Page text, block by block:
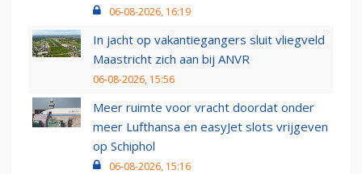
06-08-2026, 16:19
In jacht op vakantiegangers sluit vliegveld
Maastricht zich aan bij ANVR
06-08-2026, 15:56
Meer ruimte voor vracht doordat onder
meer Lufthansa en easyJet slots vrijgeven
op Schiphol
06-08-2026, 15:16